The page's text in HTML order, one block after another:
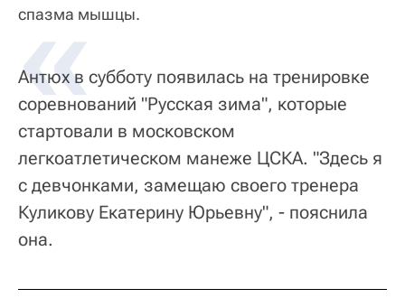
спазма мышцы.
Антюх в субботу появилась на тренировке
соревнований "Русская зима", которые
стартовали в московском
легкоатлетическом манеже ЦСКА. "Здесь я
с девчонками, замещаю своего тренера
Куликову Екатерину Юрьевну", - пояснила
она.